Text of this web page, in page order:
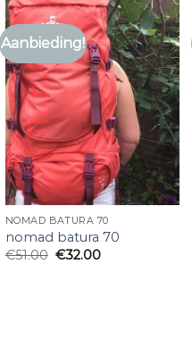
Aanbieding!
NOMAD BATURA 70
nomad batura 70
€51.00 €32.00